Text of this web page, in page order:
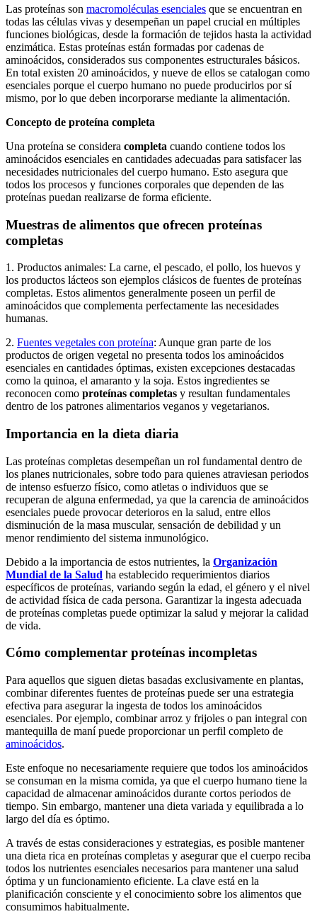
Las proteínas son macromoléculas esenciales que se encuentran en
todas las células vivas y desempeñan un papel crucial en múltiples
funciones biológicas, desde la formación de tejidos hasta la actividad
enzimática. Estas proteínas están formadas por cadenas de
aminoácidos, considerados sus componentes estructurales básicos.
En total existen 20 aminoácidos, y nueve de ellos se catalogan como
esenciales porque el cuerpo humano no puede producirlos por sí
mismo, por lo que deben incorporarse mediante la alimentación.
Concepto de proteína completa
Una proteína se considera completa cuando contiene todos los
aminoácidos esenciales en cantidades adecuadas para satisfacer las
necesidades nutricionales del cuerpo humano. Esto asegura que
todos los procesos y funciones corporales que dependen de las
proteínas puedan realizarse de forma eficiente.
Muestras de alimentos que ofrecen proteínas
completas
1. Productos animales: La carne, el pescado, el pollo, los huevos y
los productos lácteos son ejemplos clásicos de fuentes de proteínas
completas. Estos alimentos generalmente poseen un perfil de
aminoácidos que complementa perfectamente las necesidades
humanas.
2. Fuentes vegetales con proteína: Aunque gran parte de los
productos de origen vegetal no presenta todos los aminoácidos
esenciales en cantidades óptimas, existen excepciones destacadas
como la quinoa, el amaranto y la soja. Estos ingredientes se
reconocen como proteínas completas y resultan fundamentales
dentro de los patrones alimentarios veganos y vegetarianos.
Importancia en la dieta diaria
Las proteínas completas desempeñan un rol fundamental dentro de
los planes nutricionales, sobre todo para quienes atraviesan periodos
de intenso esfuerzo físico, como atletas o individuos que se
recuperan de alguna enfermedad, ya que la carencia de aminoácidos
esenciales puede provocar deterioros en la salud, entre ellos
disminución de la masa muscular, sensación de debilidad y un
menor rendimiento del sistema inmunológico.
Debido a la importancia de estos nutrientes, la Organización
Mundial de la Salud ha establecido requerimientos diarios
específicos de proteínas, variando según la edad, el género y el nivel
de actividad física de cada persona. Garantizar la ingesta adecuada
de proteínas completas puede optimizar la salud y mejorar la calidad
de vida.
Cómo complementar proteínas incompletas
Para aquellos que siguen dietas basadas exclusivamente en plantas,
combinar diferentes fuentes de proteínas puede ser una estrategia
efectiva para asegurar la ingesta de todos los aminoácidos
esenciales. Por ejemplo, combinar arroz y frijoles o pan integral con
mantequilla de maní puede proporcionar un perfil completo de
aminoácidos.
Este enfoque no necesariamente requiere que todos los aminoácidos
se consuman en la misma comida, ya que el cuerpo humano tiene la
capacidad de almacenar aminoácidos durante cortos periodos de
tiempo. Sin embargo, mantener una dieta variada y equilibrada a lo
largo del día es óptimo.
A través de estas consideraciones y estrategias, es posible mantener
una dieta rica en proteínas completas y asegurar que el cuerpo reciba
todos los nutrientes esenciales necesarios para mantener una salud
óptima y un funcionamiento eficiente. La clave está en la
planificación consciente y el conocimiento sobre los alimentos que
consumimos habitualmente.